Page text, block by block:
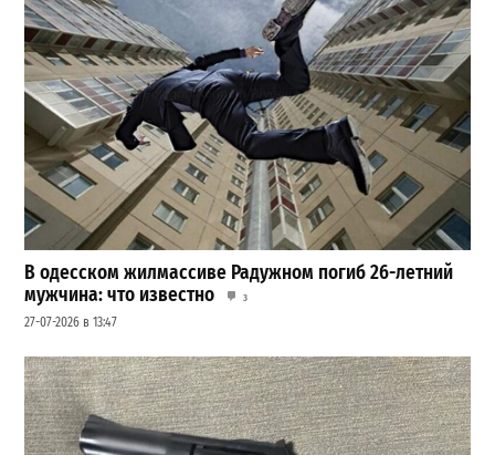
В одесском жилмассиве Радужном погиб 26-летний
мужчина: что известно
3
27-07-2026 в 13:47